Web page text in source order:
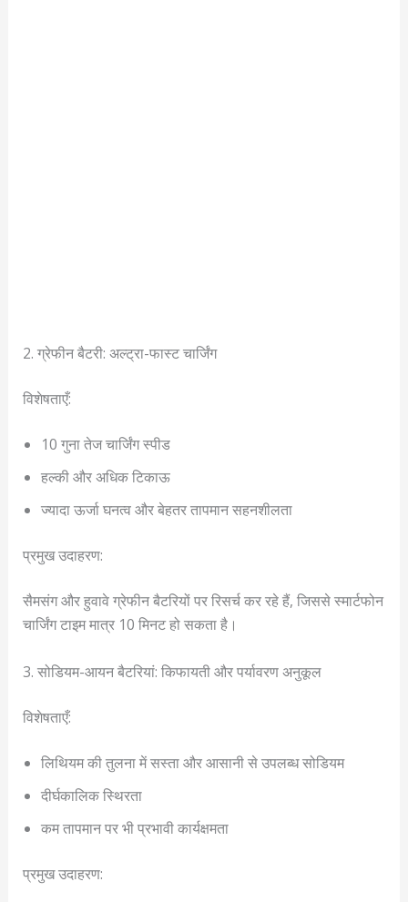
2. ग्रेफीन बैटरी: अल्ट्रा-फास्ट चार्जिंग
विशेषताएँ:
10 गुना तेज चार्जिंग स्पीड
हल्की और अधिक टिकाऊ
ज्यादा ऊर्जा घनत्व और बेहतर तापमान सहनशीलता
प्रमुख उदाहरण:
सैमसंग और हुवावे ग्रेफीन बैटरियों पर रिसर्च कर रहे हैं, जिससे स्मार्टफोन
चार्जिंग टाइम मात्र 10 मिनट हो सकता है।
3. सोडियम-आयन बैटरियां: किफायती और पर्यावरण अनुकूल
विशेषताएँ:
लिथियम की तुलना में सस्ता और आसानी से उपलब्ध सोडियम
दीर्घकालिक स्थिरता
कम तापमान पर भी प्रभावी कार्यक्षमता
प्रमुख उदाहरण: